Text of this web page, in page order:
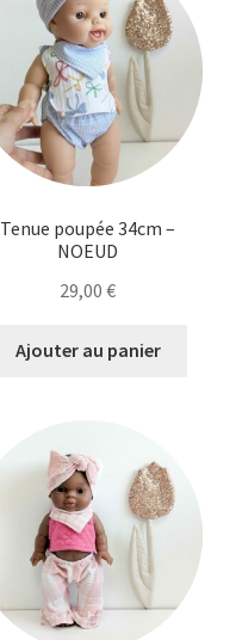
Tenue poupée 34cm –
NOEUD
29,00€
Ajouter au panier